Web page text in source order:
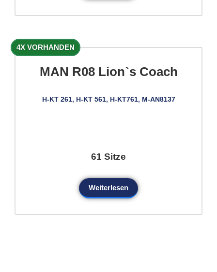
4X VORHANDEN
MAN R08 Lion`s Coach
H-KT 261, H-KT 561, H-KT761, M-AN8137
61 Sitze
Weiterlesen